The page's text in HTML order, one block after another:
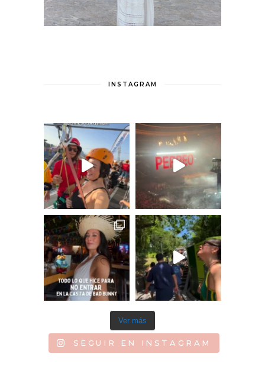
INSTAGRAM
Ver más
SEGUIR EN INSTAGRAM